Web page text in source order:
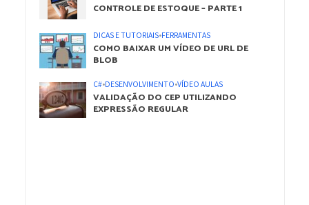
CONTROLE DE ESTOQUE – PARTE 1
DICAS E TUTORIAIS•FERRAMENTAS
COMO BAIXAR UM VÍDEO DE URL DE
BLOB
C#•DESENVOLVIMENTO•VÍDEO AULAS
VALIDAÇÃO DO CEP UTILIZANDO
EXPRESSÃO REGULAR